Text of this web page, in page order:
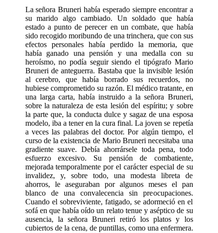
La señora Bruneri había esperado siem­pre encontrar a
su marido algo cambiado. Un soldado que había
estado a punto de perecer en un combate, que había
sido recogido moribundo de una trinchera, que con sus
efectos personales había perdido la memoria, que
había ganado una pen­sión y una medalla con su
heroísmo, no podía seguir siendo el tipógrafo Mario
Bruneri de anteguerra. Bastaba que la invisible lesión
al cerebro, que había borrado sus recuerdos, no
hubiese comprometi­do su razón. El médico tratante, en
una lar­ga carta, había instruido a la señora Bruneri,
sobre la naturaleza de esta lesión del espíritu; y sobre
la parte que, la conducta dulce y sagaz de una esposa
modelo, iba a tener en la cura final. La joven se repe­tía
a veces las palabras del doctor. Por algún tiempo, el
curso de la existencia de Mario Bruneri necesitaba una
gradiente suave. Debía ahorrársele toda pena, todo
esfuerzo excesivo. Su pensión de combatiente,
mejorada temporalmente por el carácter especial de su
invalidez, y, sobre todo, una modesta libreta de
ahorros, le aseguraban por algunos meses el pan
blanco de una convalecencia sin preocupaciones.
Cuando el sobreviviente, fatigado, se adormeció en el
sofá en que había oído un relato tenue y aséptico de su
ausencia, la señora Bruneri retiró los platos y los
cubiertos de la cena, de puntillas, como una enfermera.